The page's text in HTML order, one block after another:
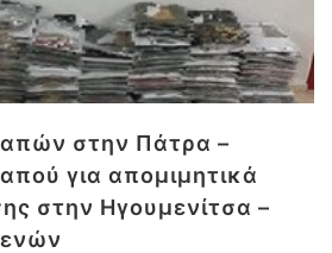
στην Πάτρα –
για απομιμητικά
στην Ηγουμενίτσα –